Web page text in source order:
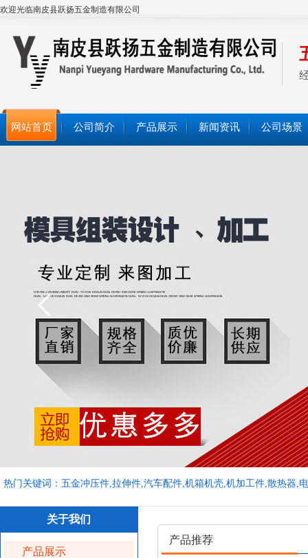
欢迎光临南皮县跃扬五金制造有限公司
网站首页 公司简介 产品展示 新闻资讯 公司场景
热门关键词：五金冲压件,拉伸件,汽车配件,机箱机壳,机加工件,散热器,
关于我们
产品展示
产品推荐